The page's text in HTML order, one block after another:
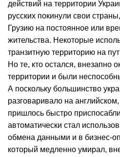
действий на территории
русских покинули свои
Грузию на постоянное или
жительства. Некоторые
транзитную территорию на
Но те, кто остался, внезапно
территории и были
А поскольку большинство
разговаривало на
пришлось быстро
автоматически стал
обмена данными и в бизнес-
который медленно умирал,